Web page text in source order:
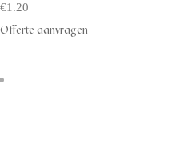
€1.20
Offerte aanvragen